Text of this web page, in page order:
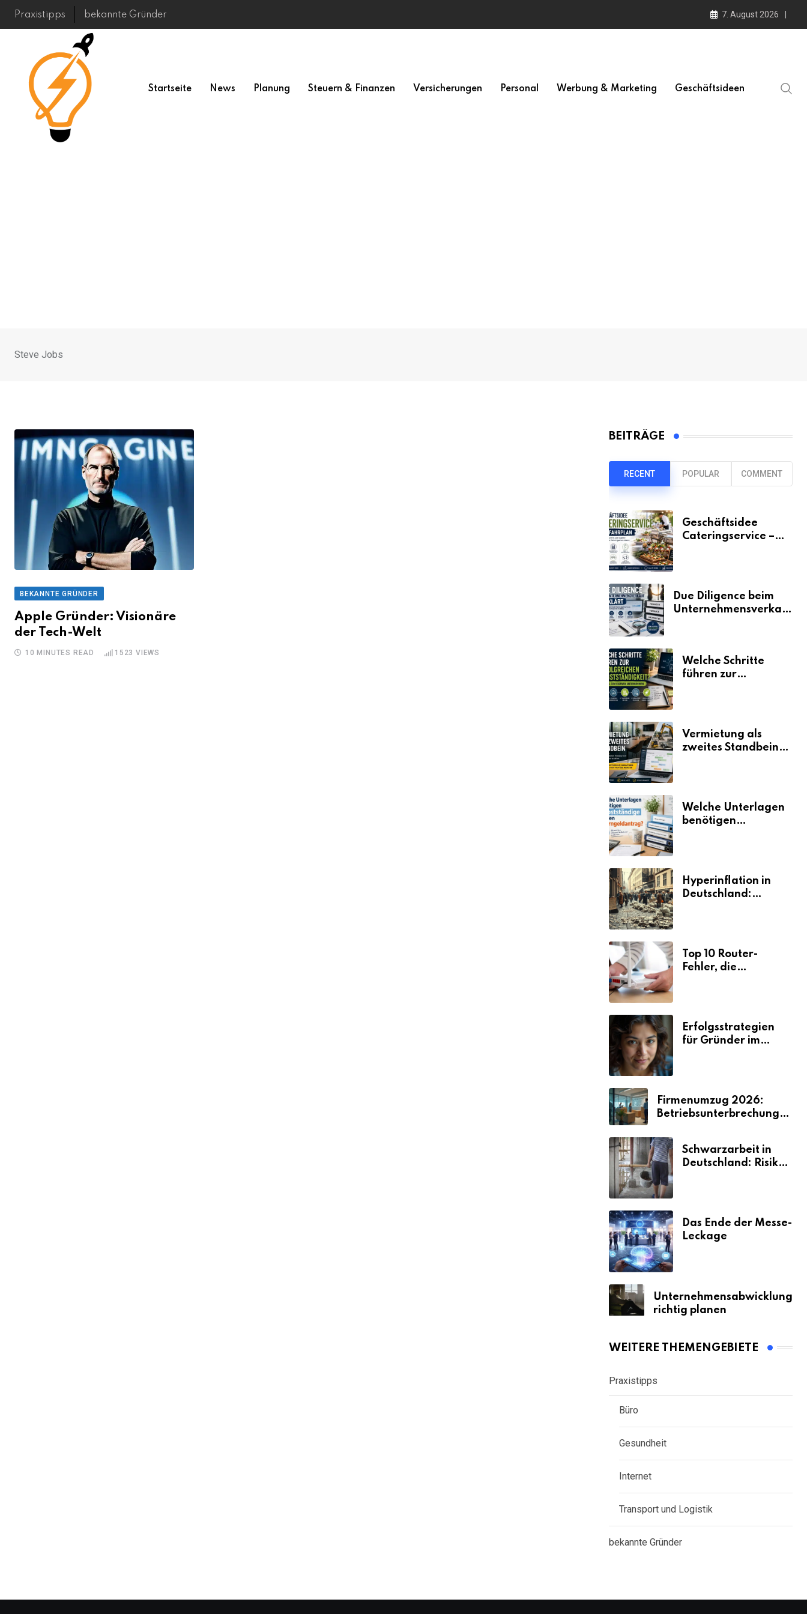
Skip
Praxistipps bekannte Gründer 7. August 2026
Startseite News Planung Steuern & Finanzen Versicherungen Personal Werbung & Marketing Geschäftsideen
Steve Jobs
BEKANNTE GRÜNDER
Apple Gründer: Visionäre
der Tech-Welt
10 MINUTES READ 1523 VIEWS
BEITRÄGE
RECENT POPULAR COMMENT
Geschäftsidee
Cateringservice –
Due Diligence beim
Unternehmensverkauf
Welche Schritte
führen zur
Vermietung als
zweites Standbein:
Umsätze machen
Welche Unterlagen
benötigen
Hyperinflation in
Deutschland:
Top 10 Router-
Fehler, die
Erfolgsstrategien
für Gründer im
Firmenumzug 2026:
Betriebsunterbrechungen
Schwarzarbeit in
Deutschland: Risiken
Das Ende der Messe-
Leckage
Unternehmensabwicklung
richtig planen
WEITERE THEMENGEBIETE
Praxistipps
Büro
Gesundheit
Internet
Transport und Logistik
bekannte Gründer